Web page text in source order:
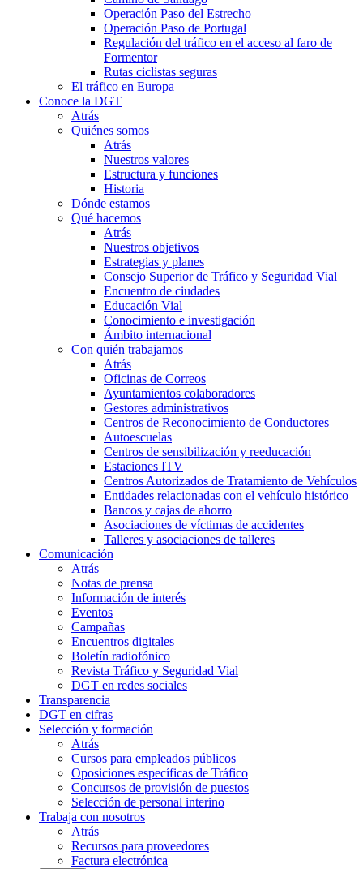
Operación Paso del Estrecho
Operación Paso de Portugal
Regulación del tráfico en el acceso al faro de
Formentor
Rutas ciclistas seguras
El tráfico en Europa
Conoce la DGT
Atrás
Quiénes somos
Atrás
Nuestros valores
Estructura y funciones
Historia
Dónde estamos
Qué hacemos
Atrás
Nuestros objetivos
Estrategias y planes
Consejo Superior de Tráfico y Seguridad Vial
Encuentro de ciudades
Educación Vial
Conocimiento e investigación
Ámbito internacional
Con quién trabajamos
Atrás
Oficinas de Correos
Ayuntamientos colaboradores
Gestores administrativos
Centros de Reconocimiento de Conductores
Autoescuelas
Centros de sensibilización y reeducación
Estaciones ITV
Centros Autorizados de Tratamiento de Vehículos
Entidades relacionadas con el vehículo histórico
Bancos y cajas de ahorro
Asociaciones de víctimas de accidentes
Talleres y asociaciones de talleres
Comunicación
Atrás
Notas de prensa
Información de interés
Eventos
Campañas
Encuentros digitales
Boletín radiofónico
Revista Tráfico y Seguridad Vial
DGT en redes sociales
Transparencia
DGT en cifras
Selección y formación
Atrás
Cursos para empleados públicos
Oposiciones específicas de Tráfico
Concursos de provisión de puestos
Selección de personal interino
Trabaja con nosotros
Atrás
Recursos para proveedores
Factura electrónica